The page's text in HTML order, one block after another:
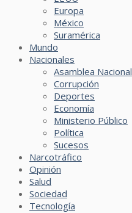
Europa
México
Suramérica
Mundo
Nacionales
Asamblea Nacional
Corrupción
Deportes
Economía
Ministerio Público
Política
Sucesos
Narcotráfico
Opinión
Salud
Sociedad
Tecnología